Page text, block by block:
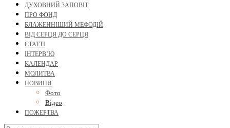
ДУХОВНИЙ ЗАПОВІТ
ПРО ФОНД
БЛАЖЕННІШИЙ МЕФОДІЙ
ВІД СЕРЦЯ ДО СЕРЦЯ
СТАТТІ
ІНТЕРВ’Ю
КАЛЕНДАР
МОЛИТВА
НОВИНИ
Фото
Відео
ПОЖЕРТВА